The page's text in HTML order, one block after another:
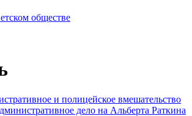
обществе
и полицейское вмешательство
дело на Альберта Раткина